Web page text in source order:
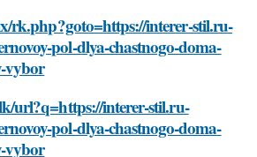
rk.php?goto=https://interer-stil.ru-
pol-dlya-chastnogo-doma-
vybor
url?q=https://interer-stil.ru-
pol-dlya-chastnogo-doma-
vybor